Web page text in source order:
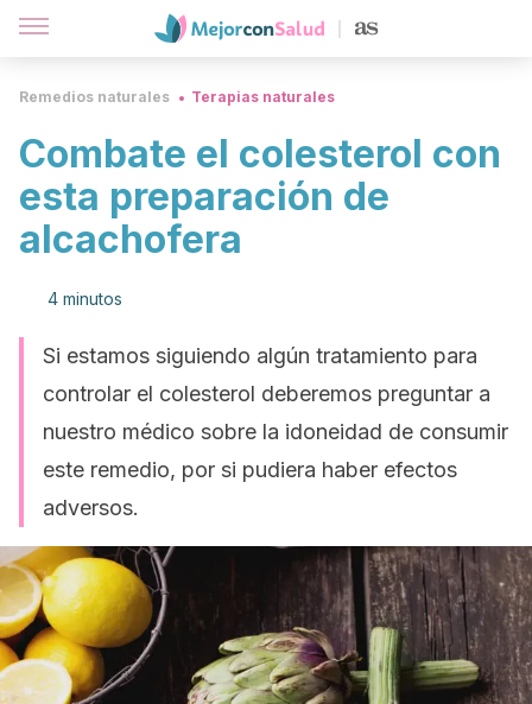
Remedios naturales Terapias naturales
Combate el colesterol con
esta preparación de
alcachofera
4 minutos
Si estamos siguiendo algún tratamiento para
controlar el colesterol deberemos preguntar a
nuestro médico sobre la idoneidad de consumir
este remedio, por si pudiera haber efectos
adversos.